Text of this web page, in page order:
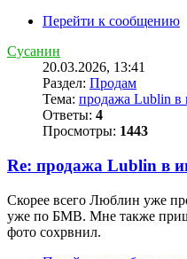
Перейти к сообщению
Сусанин
20.03.2026, 13:41
Раздел: Продам
Тема: продажа Lublin в
Ответы: 4
Просмотры: 1443
Re: продажа Lublin в
Скорее всего Люблин уже
уже по БМВ. Мне также
фото сохрвнил.